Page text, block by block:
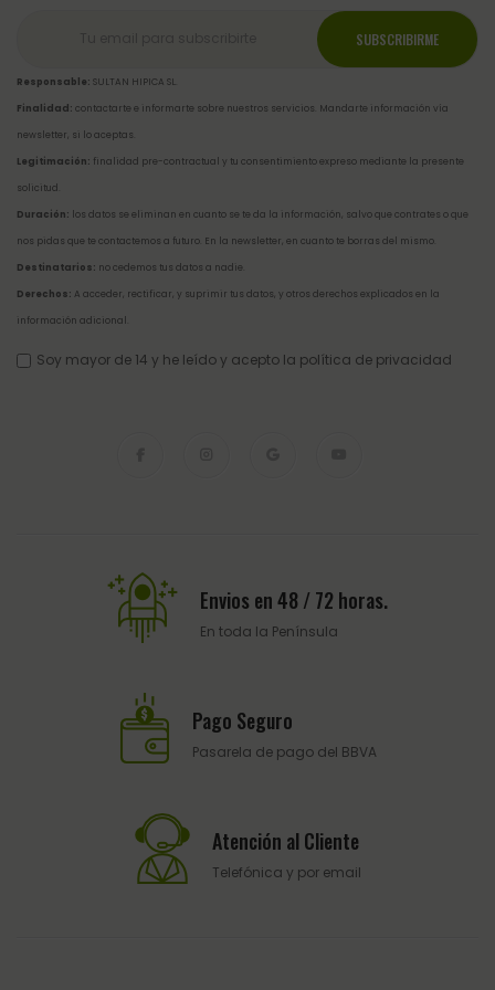
Responsable: SULTAN HIPICA SL.
Finalidad: contactarte e informarte sobre nuestros servicios. Mandarte información vía
newsletter, si lo aceptas.
Legitimación: finalidad pre-contractual y tu consentimiento expreso mediante la presente
solicitud.
Duración: los datos se eliminan en cuanto se te da la información, salvo que contrates o que
nos pidas que te contactemos a futuro. En la newsletter, en cuanto te borras del mismo.
Destinatarios: no cedemos tus datos a nadie.
Derechos: A acceder, rectificar, y suprimir tus datos, y otros derechos explicados en la
información adicional
Soy mayor de 14 y he leído y acepto la política de privacidad
Envios en 48 / 72 horas.
En toda la Península
Pago Seguro
Pasarela de pago del BBVA
Atención al Cliente
Telefónica y por email